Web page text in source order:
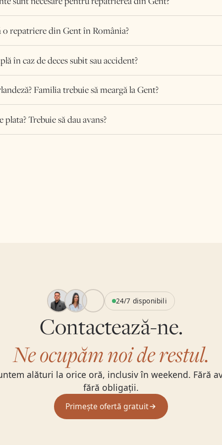
o repatriere din Gent în România?
în caz de deces subit sau accident?
Familia trebuie să meargă la Gent?
plata? Trebuie să dau avans?
24/7 disponibili
Contactează-ne.
Ne ocupăm noi de restul.
alături la orice oră, inclusiv în weekend. Fără
fără obligații.
Primește ofertă gratuit